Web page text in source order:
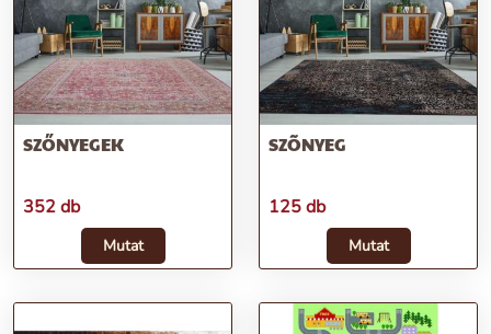
SZŐNYEGEK
352 db
Mutat
SZÕNYEG
125 db
Mutat